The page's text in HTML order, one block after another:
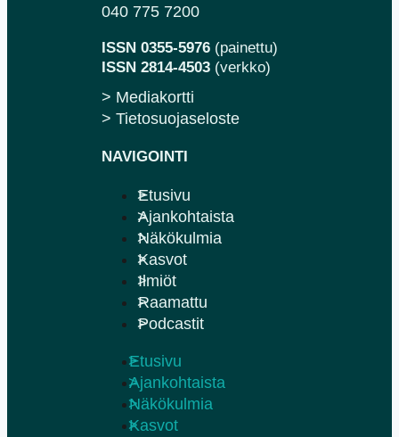
040 775 7200
ISSN 0355-5976 (painettu)
ISSN 2814-4503 (verkko)
> Mediakortti
> Tietosuojaseloste
NAVIGOINTI
Etusivu
Ajankohtaista
Näkökulmia
Kasvot
Ilmiöt
Raamattu
Podcastit
Etusivu
Ajankohtaista
Näkökulmia
Kasvot